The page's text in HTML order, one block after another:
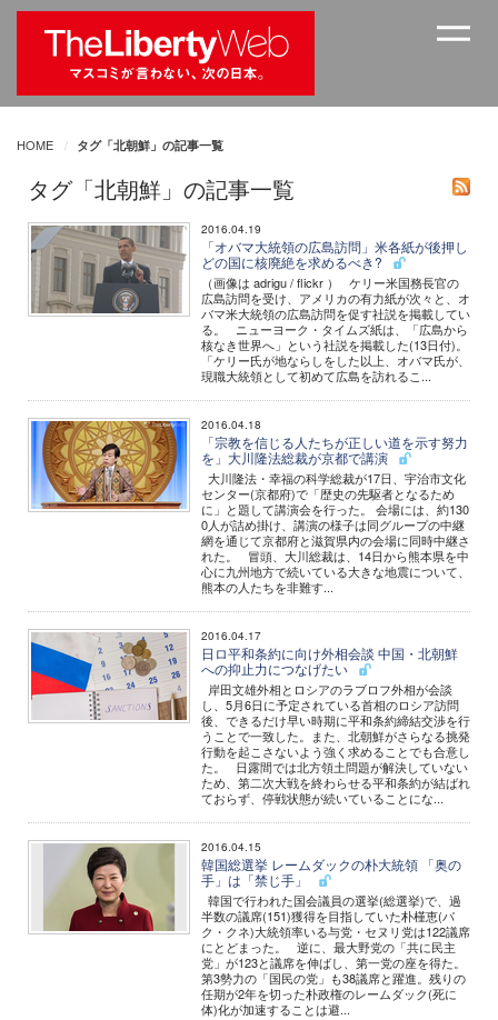
HOME タグ「北朝鮮」の記事一覧
タグ「北朝鮮」の記事一覧
2016.04.19
「オバマ大統領の広島訪問」米各紙が後押し
どの国に核廃絶を求めるべき?
（画像は adrigu / flickr ） ケリー米国務長官の
広島訪問を受け、アメリカの有力紙が次々と、オ
バマ米大統領の広島訪問を促す社説を掲載してい
る。 ニューヨーク・タイムズ紙は、「広島から
核なき世界へ」という社説を掲載した(13日付)。
「ケリー氏が地ならしをした以上、オバマ氏が、
現職大統領として初めて広島を訪れるこ...
2016.04.18
「宗教を信じる人たちが正しい道を示す努力
を」大川隆法総裁が京都で講演
大川隆法・幸福の科学総裁が17日、宇治市文化
センター(京都府)で「歴史の先駆者となるため
に」と題して講演会を行った。 会場には、約130
0人が詰め掛け、講演の様子は同グループの中継
網を通じて京都府と滋賀県内の会場に同時中継さ
れた。 冒頭、大川総裁は、14日から熊本県を中
心に九州地方で続いている大きな地震について、
熊本の人たちを非難す...
2016.04.17
日ロ平和条約に向け外相会談 中国・北朝鮮
への抑止力につなげたい
岸田文雄外相とロシアのラブロフ外相が会談
し、5月6日に予定されている首相のロシア訪問
後、できるだけ早い時期に平和条約締結交渉を行
うことで一致した。また、北朝鮮がさらなる挑発
行動を起こさないよう強く求めることでも合意し
た。 日露間では北方領土問題が解決していない
ため、第二次大戦を終わらせる平和条約が結ばれ
ておらず、停戦状態が続いていることにな...
2016.04.15
韓国総選挙 レームダックの朴大統領 「奥の
手」は「禁じ手」
韓国で行われた国会議員の選挙(総選挙)で、過
半数の議席(151)獲得を目指していた朴槿恵(パ
ク・クネ)大統領率いる与党・セヌリ党は122議席
にとどまった。 逆に、最大野党の「共に民主
党」が123と議席を伸ばし、第一党の座を得た。
第3勢力の「国民の党」も38議席と躍進。残りの
任期が2年を切った朴政権のレームダック(死に
体)化が加速することは避...